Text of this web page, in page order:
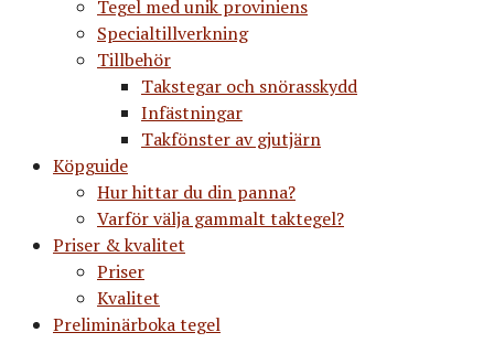
Tegel med unik proviniens
Specialtillverkning
Tillbehör
Takstegar och snörasskydd
Infästningar
Takfönster av gjutjärn
Köpguide
Hur hittar du din panna?
Varför välja gammalt taktegel?
Priser & kvalitet
Priser
Kvalitet
Preliminärboka tegel